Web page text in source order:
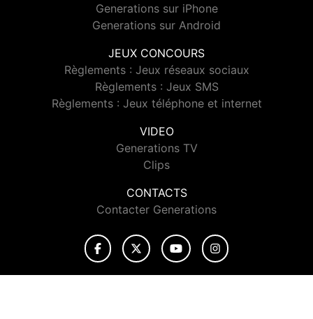
Generations sur iPhone
Generations sur Android
JEUX CONCOURS
Règlements : Jeux réseaux sociaux
Règlements : Jeux SMS
Règlements : Jeux téléphone et internet
VIDEO
Generations TV
Clips
CONTACTS
Contacter Generations